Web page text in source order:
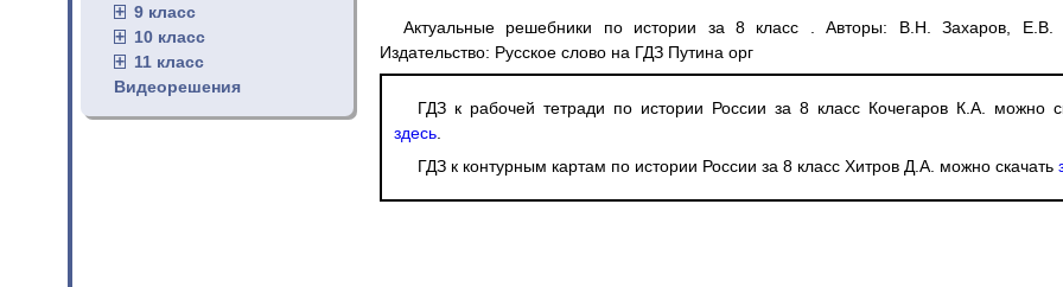
9 класс
10 класс
11 класс
Видеорешения
Актуальные решебники по истории за 8 класс . Авторы: В.Н. Захаров, Е.В.
Издательство: Русское слово на ГДЗ Путина орг
ГДЗ к рабочей тетради по истории России за 8 класс Кочегаров К.А. можно
здесь
ГДЗ к контурным картам по истории России за 8 класс Хитров Д.А. можно скачать